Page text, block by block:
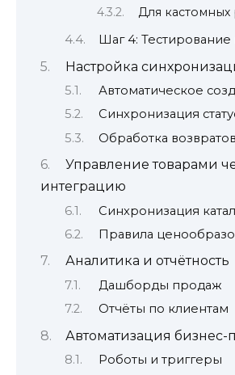
Для
Шаг 4: Тестирование
Настройка
Автоматическое
Синхронизация
Обработка
Управление товарами
интеграцию
Синхронизация
Правила
Аналитика и отчётность
Дашборды продаж
Отчёты по клиентам
Автоматизация бизнес-
Роботы и триггеры